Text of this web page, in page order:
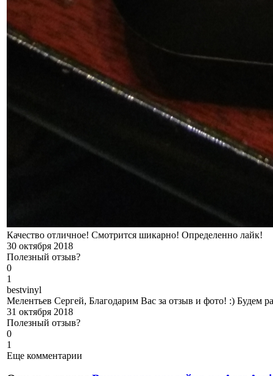
Качество отличное! Смотрится шикарно! Определенно лайк!
30 октября 2018
Полезный отзыв?
0
1
bestvinyl
Мелентьев Сергей, Благодарим Вас за отзыв и фото! :) Будем
31 октября 2018
Полезный отзыв?
0
1
Еще комментарии